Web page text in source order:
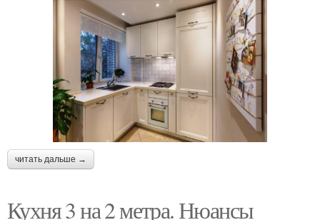
читать дальше →
Кухня 3 на 2 метра. Нюансы